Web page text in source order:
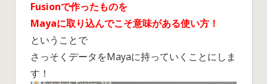
Fusionで作ったものを
Mayaに取り込んでこそ意味がある使い方！
ということで
さっそくデータをMayaに持っていくことにしま
す！